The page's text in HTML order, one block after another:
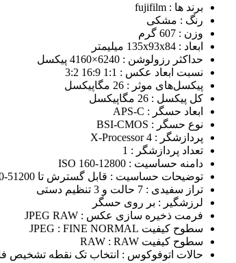
برند ها : fujifilm
رنگ : مشکی
وزن : 607 گرم
ابعاد : 135x93x84 میلیمتر
حداکثر رزولوشن : 6240×4160 پیکسل
نسبت ابعاد عکس : 1:1 16:9 3:2
پیکسل‌های موثر : 26 مگاپیکسل
کل پیکسل : 26 مگاپیکسل
ابعاد حسگر : APS-C
نوع حسگر : BSI-CMOS
پردازشگر : X-Processor 4
تعداد پردازشگر : 1
دامنه حساسیت : ISO 160-12800
توضیحات حساسیت : قابل گسترش تا ISO 80-51200
تراز سفیدی : 7 حالت و 3 تنظیم دستی
لرزشگیر : بر روی حسگر
فرمت ذخیره سازی عکس : JPEG RAW
سطوح کیفیت JPEG : FINE NORMAL
سطوح کیفیت RAW : RAW
حالات اتوفوکوس : انتخاب تک نقطه تشخیص